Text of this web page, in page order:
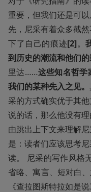
重要，但我们还是可
先，尼采有着众多截
下了自己的痕迹[2]。
到历史的潮流和他们
里达……这些知名哲学
我们的某种先入之见。
采的方式确实优于其
说的话，那么他没有
由跳出上下文来理解
是：读者们应该思考
读。 尼采的写作风格
省略、寓言、短对白
《查拉图斯特拉如是